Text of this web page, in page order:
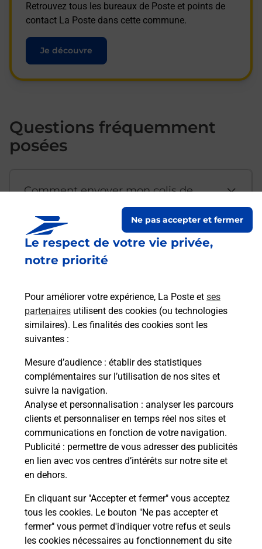
Le respect de votre vie privée,
notre priorité
Pour améliorer votre expérience, La Poste et ses
partenaires utilisent des cookies (ou technologies
similaires). Les finalités des cookies sont les
suivantes :
Mesure d’audience : établir des statistiques
complémentaires sur l’utilisation de nos sites et
suivre la navigation.
Analyse et personnalisation : analyser les parcours
clients et personnaliser en temps réel nos sites et
communications en fonction de votre navigation.
Publicité : permettre de vous adresser des publicités
en lien avec vos centres d’intérêts sur notre site et
en dehors.
En cliquant sur "Accepter et fermer" vous acceptez
tous les cookies. Le bouton "Ne pas accepter et
fermer" vous permet d'indiquer votre refus et seuls
les cookies nécessaires au fonctionnement du site
Ne pas accepter et fermer
Retrouvez tous les bureaux de Poste et points de
contact La Poste dans cette commune.
Je découvre
Questions fréquemment
posées
Comment envoyer mon colis de
Est-il possible d’acheter un
emballage directement depuis un
Comment demander une
modification de livraison ?
Comment La Poste participe-t-elle
à votre sécurité au quotidien ?
Puis-je passer mon code de la route
avec La Poste et sous quelles
conditions ?
Localiser Liste Maine-et-Loire MAZE MILON